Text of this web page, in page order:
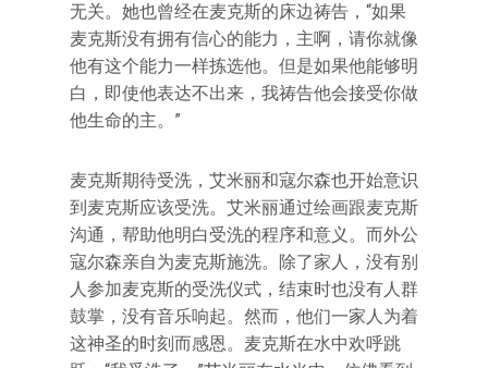
无关。她也曾经在麦克斯的床边祷告，“如果
麦克斯没有拥有信心的能力，主啊，请你就像
他有这个能力一样拣选他。但是如果他能够明
白，即使他表达不出来，我祷告他会接受你做
他生命的主。”
麦克斯期待受洗，艾米丽和寇尔森也开始意识
到麦克斯应该受洗。艾米丽通过绘画跟麦克斯
沟通，帮助他明白受洗的程序和意义。而外公
寇尔森亲自为麦克斯施洗。除了家人，没有别
人参加麦克斯的受洗仪式，结束时也没有人群
鼓掌，没有音乐响起。然而，他们一家人为着
这神圣的时刻而感恩。麦克斯在水中欢呼跳